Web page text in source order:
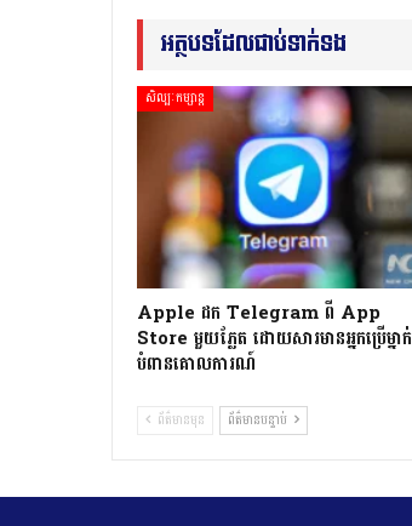
អត្ថបទដែលជាប់ទាក់ទង
សិល្បៈកម្សាន្ត
Apple ដក Telegram ពី App
Store មួយភ្លែត ដោយសារមានអ្នកប្រើម្នាក់
បំពានគោលការណ៍
ព័ត៌មានមុន ព័ត៌មានបន្ទាប់